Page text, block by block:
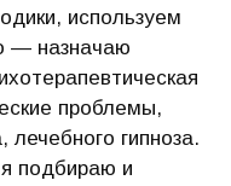
используем
— назначаю
проблемы,
лечебного гипноза.
подбираю и